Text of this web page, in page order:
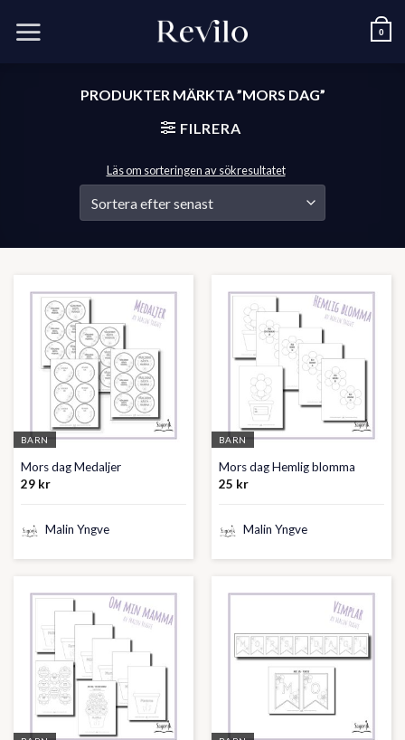
0
PRODUKTER MÄRKTA ”MORS DAG”
FILRERA
Läs om sorteringen av sökresultatet
BARN
Mors dag Medaljer
29 kr
Malin Yngve
BARN
Mors dag Hemlig blomma
25 kr
Malin Yngve